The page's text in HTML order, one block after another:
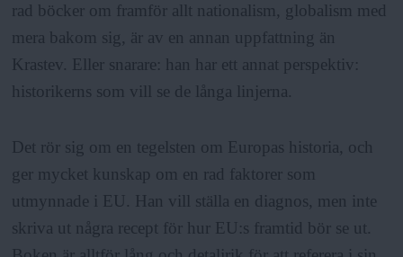
rad böcker om framför allt nationalism, globalism med
mera bakom sig, är av en annan uppfattning än
Krastev. Eller snarare: han har ett annat perspektiv:
historikerns som vill se de långa linjerna.
Det rör sig om en tegelsten om Europas historia, och
ger mycket kunskap om en rad faktorer som
utmynnade i EU. Han vill ställa en diagnos, men inte
skriva ut några recept för hur EU:s framtid bör se ut.